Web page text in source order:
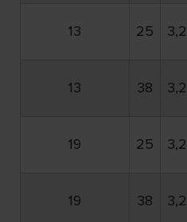
13 25 3,2
13 38 3,2
19 25 3,2
19 38 3,2